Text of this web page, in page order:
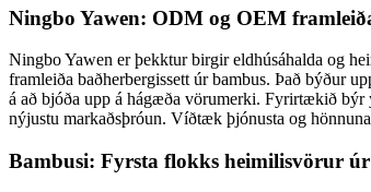
Ningbo Yawen: ODM og OEM
Ningbo Yawen er þekktur birgir eldhúsáhalda og
framleiða baðherbergissett úr bambus. Það býður
á að bjóða upp á hágæða vörumerki. Fyrirtækið
nýjustu markaðsþróun. Víðtæk þjónusta og
Bambusi: Fyrsta flokks heimilisvörur